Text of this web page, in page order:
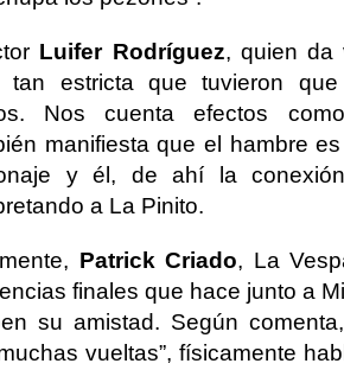
Luifer Rodríguez, quien da
tan estricta que tuvieron
Nos cuenta efectos
manifiesta que el hambre
y él, de ahí la
a La Pinito.
Patrick Criado, La
finales que hace junto a
su amistad. Según
vueltas”, físicamente